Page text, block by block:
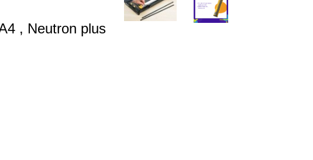
, Neutron plus